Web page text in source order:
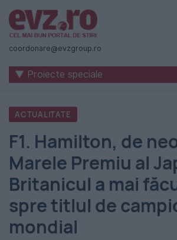
Știri
naționale
internaționale
România
-
Evenimentul
Zilei
coordonare@evzgroup.ro
▼ Proiecte speciale
ACTUALITATE
F1. Hamilton, de
Marele Premiu al
Britanicul a mai
spre titlul de
mondial